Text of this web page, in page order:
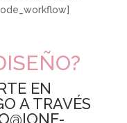
EN
A TRAVÉS